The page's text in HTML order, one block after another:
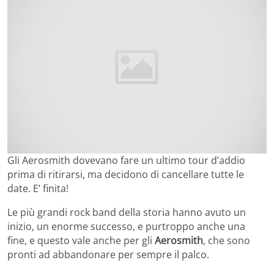
Gli Aerosmith dovevano fare un ultimo tour d’addio
prima di ritirarsi, ma decidono di cancellare tutte le
date. E’ finita!
Le più grandi rock band della storia hanno avuto un
inizio, un enorme successo, e purtroppo anche una
fine, e questo vale anche per gli Aerosmith, che sono
pronti ad abbandonare per sempre il palco.